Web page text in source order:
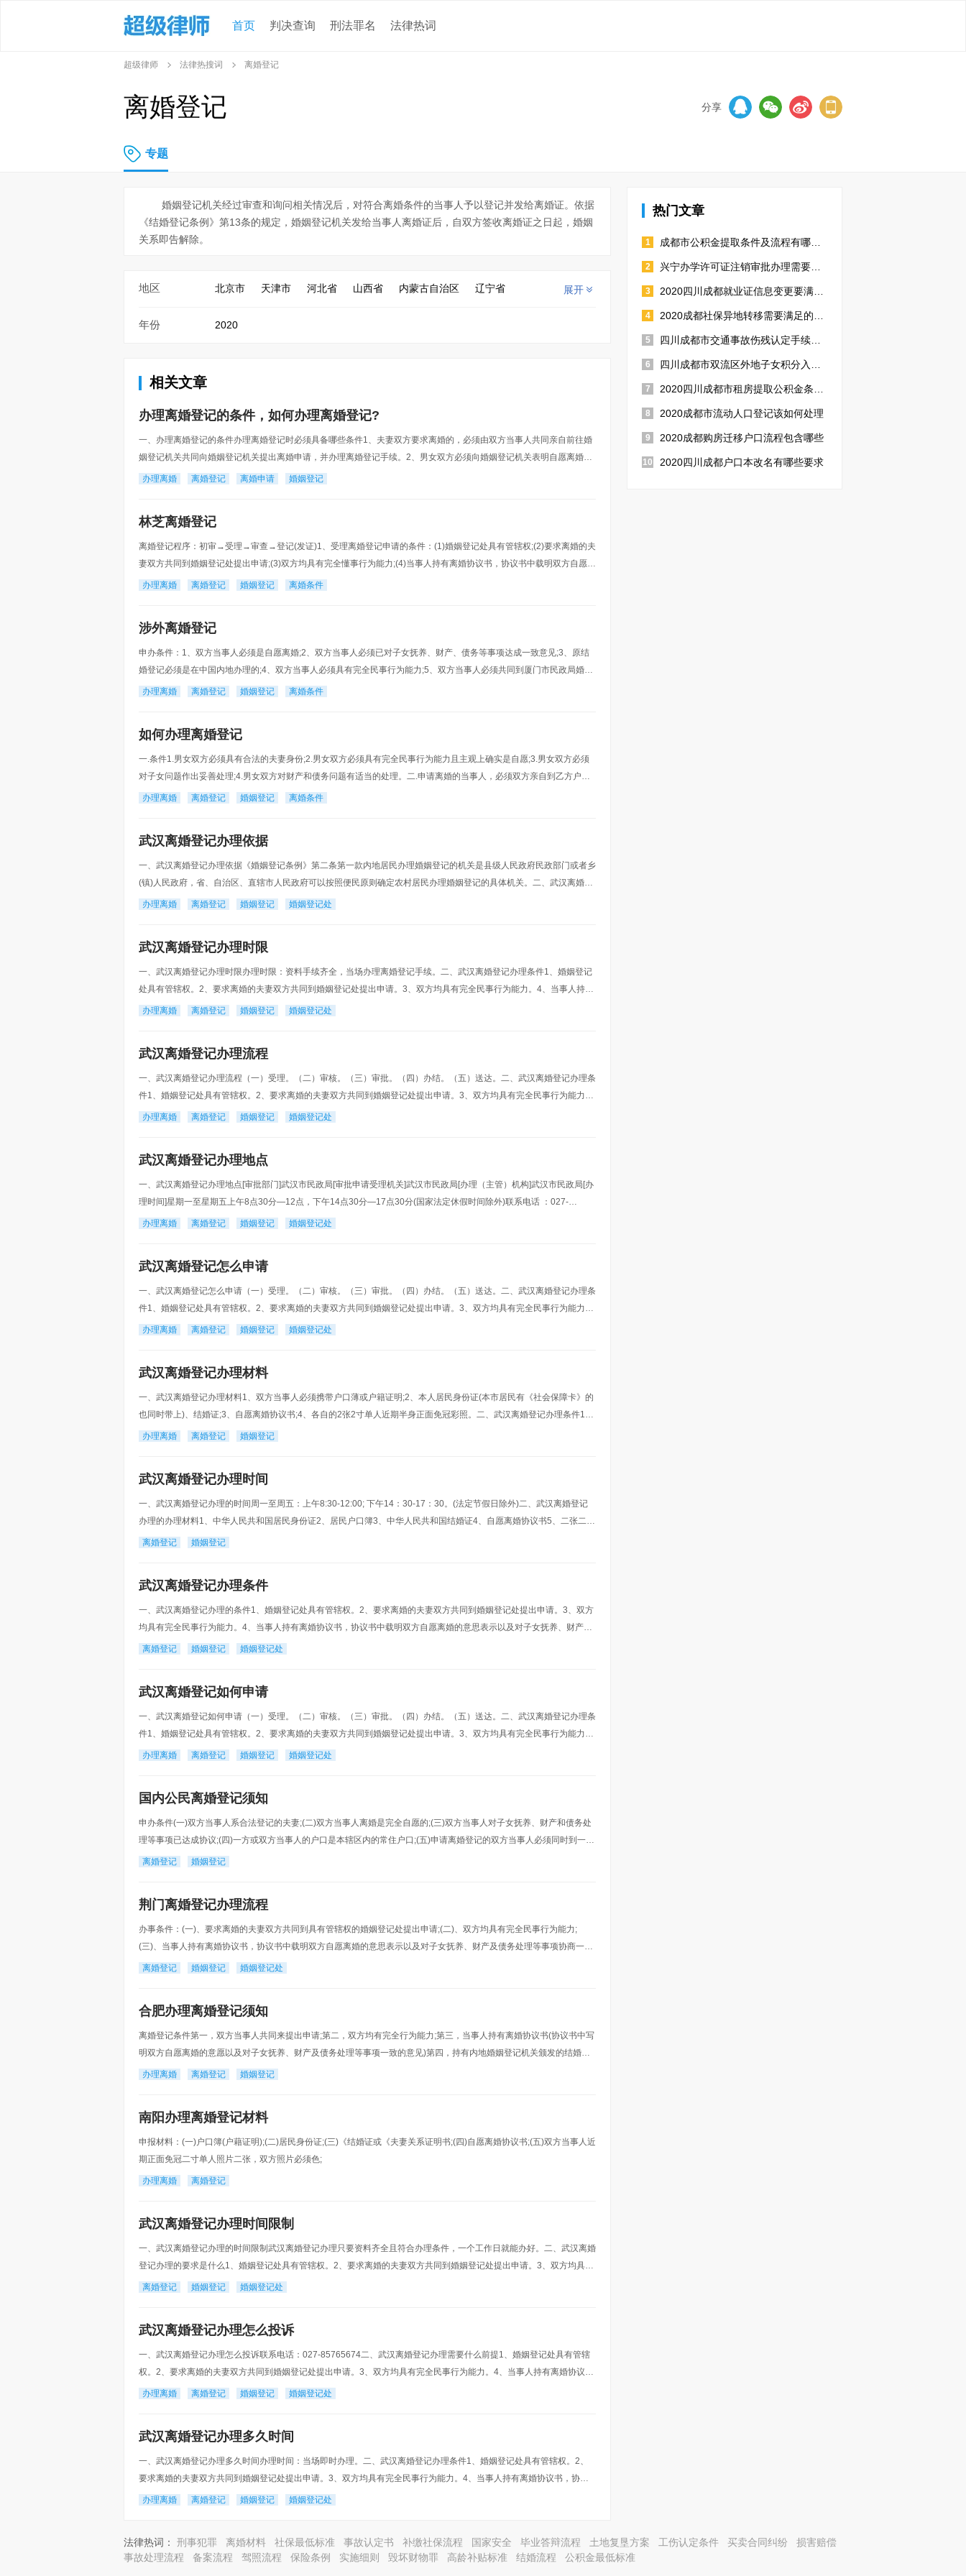
首页 判决查询 刑法罪名 法律热词
超级律师 法律热搜词 离婚登记
离婚登记 分享
专题
婚姻登记机关经过审查和询问相关情况后，对符合离婚条件的当事人予以登记并发给离婚证。依据
《结婚登记条例》第13条的规定，婚姻登记机关发给当事人离婚证后，自双方签收离婚证之日起，婚姻
关系即告解除。
地区 北京市 天津市 河北省 山西省 内蒙古自治区 辽宁省 展开
年份 2020
相关文章
办理离婚登记的条件，如何办理离婚登记?
一、办理离婚登记的条件办理离婚登记时必须具备哪些条件1、夫妻双方要求离婚的，必须由双方当事人共同亲自前往婚
姻登记机关共同向婚姻登记机关提出离婚申请，并办理离婚登记手续。2、男女双方必须向婚姻登记机关表明自愿离婚的
意愿，表明已对子女抚养、财产和债务等事项的处理达成一致意见，共同签署离婚协议，婚姻登记机
办理离婚 离婚登记 离婚申请 婚姻登记
林芝离婚登记
离婚登记程序：初审→受理→审查→登记(发证)1、受理离婚登记申请的条件：(1)婚姻登记处具有管辖权;(2)要求离婚的夫
妻双方共同到婚姻登记处提出申请;(3)双方均具有完全懂事行为能力;(4)当事人持有离婚协议书，协议书中载明双方自愿离
婚的意思表示以及子女抚养、财产及债务处理等事项协商一致的意见;(5
办理离婚 离婚登记 婚姻登记 离婚条件
涉外离婚登记
申办条件：1、双方当事人必须是自愿离婚;2、双方当事人必须已对子女抚养、财产、债务等事项达成一致意见;3、原结
婚登记必须是在中国内地办理的;4、双方当事人必须具有完全民事行为能力;5、双方当事人必须共同到厦门市民政局婚姻
登记处申请办理离婚登记。法律依据：国务院《婚姻登记条例第10、12、13条申办材
办理离婚 离婚登记 婚姻登记 离婚条件
如何办理离婚登记
一.条件1.男女双方必须具有合法的夫妻身份;2.男女双方必须具有完全民事行为能力且主观上确实是自愿;3.男女双方必须
对子女问题作出妥善处理;4.男女双方对财产和债务问题有适当的处理。二.申请离婚的当事人，必须双方亲自到乙方户口
所在地的婚姻登记机关提出申请，并填写申请离婚登记声明书，提供下列证件、证明
办理离婚 离婚登记 婚姻登记 离婚条件
武汉离婚登记办理依据
一、武汉离婚登记办理依据《婚姻登记条例》第二条第一款内地居民办理婚姻登记的机关是县级人民政府民政部门或者乡
(镇)人民政府，省、自治区、直辖市人民政府可以按照便民原则确定农村居民办理婚姻登记的具体机关。二、武汉离婚登
记办理条件1、婚姻登记处具有管辖。； 2、要求离婚的夫妻双方共同到婚姻登记处提出申请；
办理离婚 离婚登记 婚姻登记 婚姻登记处
武汉离婚登记办理时限
一、武汉离婚登记办理时限办理时限：资料手续齐全，当场办理离婚登记手续。二、武汉离婚登记办理条件1、婚姻登记
处具有管辖权。2、要求离婚的夫妻双方共同到婚姻登记处提出申请。3、双方均具有完全民事行为能力。4、当事人持有
离婚协议书，协议书中载明双方自愿离婚的意思表示以及对子女抚养、财产及债务处理等事项协商
办理离婚 离婚登记 婚姻登记 婚姻登记处
武汉离婚登记办理流程
一、武汉离婚登记办理流程（一）受理。（二）审核。（三）审批。（四）办结。（五）送达。二、武汉离婚登记办理条
件1、婚姻登记处具有管辖权。2、要求离婚的夫妻双方共同到婚姻登记处提出申请。3、双方均具有完全民事行为能力。
4、当事人持有离婚协议书，协议书中载明双方自愿离婚的意思表示以及对子女抚养、财产及债务
办理离婚 离婚登记 婚姻登记 婚姻登记处
武汉离婚登记办理地点
一、武汉离婚登记办理地点[审批部门]武汉市民政局[审批申请受理机关]武汉市民政局[办理（主管）机构]武汉市民政局[办
理时间]星期一至星期五上午8点30分—12点，下午14点30分—17点30分(国家法定休假时间除外)联系电话 ：027-
85765674武汉三镇各区民政局婚姻登记地址电话：江岸区民政局
办理离婚 离婚登记 婚姻登记 婚姻登记处
武汉离婚登记怎么申请
一、武汉离婚登记怎么申请（一）受理。（二）审核。（三）审批。（四）办结。（五）送达。二、武汉离婚登记办理条
件1、婚姻登记处具有管辖权。2、要求离婚的夫妻双方共同到婚姻登记处提出申请。3、双方均具有完全民事行为能力。
4、当事人持有离婚协议书，协议书中载明双方自愿离婚的意思表示以及对子女抚养、财产及债务
办理离婚 离婚登记 婚姻登记 婚姻登记处
武汉离婚登记办理材料
一、武汉离婚登记办理材料1、双方当事人必须携带户口薄或户籍证明;2、本人居民身份证(本市居民有《社会保障卡》的
也同时带上)、结婚证;3、自愿离婚协议书;4、各自的2张2寸单人近期半身正面免冠彩照。二、武汉离婚登记办理条件1、
双方当事人必须是自愿离婚;2、双方当事人必须具有完全民事行为能力;3、双方当
办理离婚 离婚登记 婚姻登记
武汉离婚登记办理时间
一、武汉离婚登记办理的时间周一至周五：上午8:30-12:00; 下午14：30-17：30。(法定节假日除外)二、武汉离婚登记
办理的办理材料1、中华人民共和国居民身份证2、居民户口簿3、中华人民共和国结婚证4、自愿离婚协议书5、二张二寸
近期免冠单人证件照6、军人婚姻登记证明7、军人身份证件三、武汉
离婚登记 婚姻登记
武汉离婚登记办理条件
一、武汉离婚登记办理的条件1、婚姻登记处具有管辖权。2、要求离婚的夫妻双方共同到婚姻登记处提出申请。3、双方
均具有完全民事行为能力。4、当事人持有离婚协议书，协议书中载明双方自愿离婚的意思表示以及对子女抚养、财产及
债务处理等事项协商一致的意见。5、当事人持有内地婚姻登记机关或者中国驻外使(领)馆颁发
离婚登记 婚姻登记 婚姻登记处
武汉离婚登记如何申请
一、武汉离婚登记如何申请（一）受理。（二）审核。（三）审批。（四）办结。（五）送达。二、武汉离婚登记办理条
件1、婚姻登记处具有管辖权。2、要求离婚的夫妻双方共同到婚姻登记处提出申请。3、双方均具有完全民事行为能力。
4、当事人持有离婚协议书，协议书中载明双方自愿离婚的意思表示以及对子女抚养、财产及债务
办理离婚 离婚登记 婚姻登记 婚姻登记处
国内公民离婚登记须知
申办条件(一)双方当事人系合法登记的夫妻;(二)双方当事人离婚是完全自愿的;(三)双方当事人对子女抚养、财产和债务处
理等事项已达成协议;(四)一方或双方当事人的户口是本辖区内的常住户口;(五)申请离婚登记的双方当事人必须同时到一方
常住户口所在地的婚姻登记机关申办，不得委托他人代理。申办材料(一)男、
离婚登记 婚姻登记
荆门离婚登记办理流程
办事条件：(一)、要求离婚的夫妻双方共同到具有管辖权的婚姻登记处提出申请;(二)、双方均具有完全民事行为能力;
(三)、当事人持有离婚协议书，协议书中载明双方自愿离婚的意思表示以及对子女抚养、财产及债务处理等事项协商一致
的意见;(四)、当事人持有内地婚姻登记机关或者中国驻外使(领)馆颁发的结婚证;(五
离婚登记 婚姻登记 婚姻登记处
合肥办理离婚登记须知
离婚登记条件第一，双方当事人共同来提出申请;第二，双方均有完全行为能力;第三，当事人持有离婚协议书(协议书中写
明双方自愿离婚的意愿以及对子女抚养、财产及债务处理等事项一致的意见)第四，持有内地婚姻登记机关颁发的结婚
证。离婚登记证件双方当事人户口簿(或户籍证明)、身份证(身份证与户口簿上的姓名、出生年
办理离婚 离婚登记 婚姻登记
南阳办理离婚登记材料
申报材料：(一)户口簿(户藉证明);(二)居民身份证;(三)《结婚证或《夫妻关系证明书;(四)自愿离婚协议书;(五)双方当事人近
期正面免冠二寸单人照片二张，双方照片必须色;
办理离婚 离婚登记
武汉离婚登记办理时间限制
一、武汉离婚登记办理的时间限制武汉离婚登记办理只要资料齐全且符合办理条件，一个工作日就能办好。二、武汉离婚
登记办理的要求是什么1、婚姻登记处具有管辖权。2、要求离婚的夫妻双方共同到婚姻登记处提出申请。3、双方均具有
完全民事行为能力。4、当事人持有离婚协议书，协议书中载明双方自愿离婚的意思表示以及对子
离婚登记 婚姻登记 婚姻登记处
武汉离婚登记办理怎么投诉
一、武汉离婚登记办理怎么投诉联系电话：027-85765674二、武汉离婚登记办理需要什么前提1、婚姻登记处具有管辖
权。2、要求离婚的夫妻双方共同到婚姻登记处提出申请。3、双方均具有完全民事行为能力。4、当事人持有离婚协议
书，协议书中载明双方自愿离婚的意思表示以及对子女抚养、财产及债务处理等事项协商
办理离婚 离婚登记 婚姻登记 婚姻登记处
武汉离婚登记办理多久时间
一、武汉离婚登记办理多久时间办理时间：当场即时办理。二、武汉离婚登记办理条件1、婚姻登记处具有管辖权。2、
要求离婚的夫妻双方共同到婚姻登记处提出申请。3、双方均具有完全民事行为能力。4、当事人持有离婚协议书，协议
书中载明双方自愿离婚的意思表示以及对子女抚养、财产及债务处理等事项协商一致的意见。5、当
办理离婚 离婚登记 婚姻登记 婚姻登记处
热门文章
1
2
3
4
5
6
7
8 2020成都市流动人口登记该如何处理
9 2020成都购房迁移户口流程包含哪些
10 2020四川成都户口本改名有哪些要求
法律热词： 刑事犯罪 离婚材料 社保最低标准 事故认定书 补缴社保流程 国家安全 毕业答辩流程 土地复垦方案 工伤认定条件 买卖合同纠纷
损害赔偿
事故处理流程
备案流程 驾照流程 保险条例 实施细则 毁坏财物罪 高龄补贴标准 结婚流程 公积金最低标准